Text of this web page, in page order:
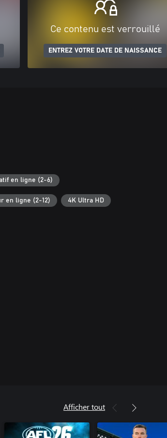
Ce contenu est verrouillé
ENTREZ VOTRE DATE DE NAISSANCE
en ligne (2-6)
en ligne (2-12) 4K Ultra HD
Afficher tout